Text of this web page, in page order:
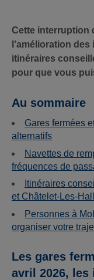
Cette interruption
l’amélioration
itinéraires
pour que vous
Au sommaire
Gares fermées
alternatifs
Navettes de
fréquences de
Itinéraires
et Châtelet-Les-
Personnes à
organiser votre
Les gares
avril 2026,